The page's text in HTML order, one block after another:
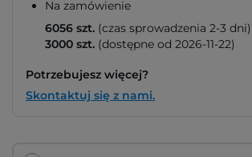
Na zamówienie
6056 szt. (czas sprowadzenia 2-3 dni)
3000 szt. (dostępne od 2026-11-22)
Potrzebujesz więcej?
Skontaktuj się z nami.